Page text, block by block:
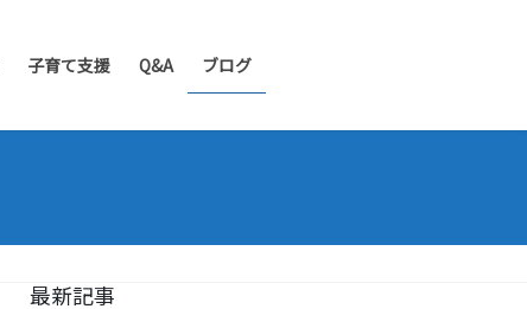
子育て支援 Q&A ブログ
最新記事